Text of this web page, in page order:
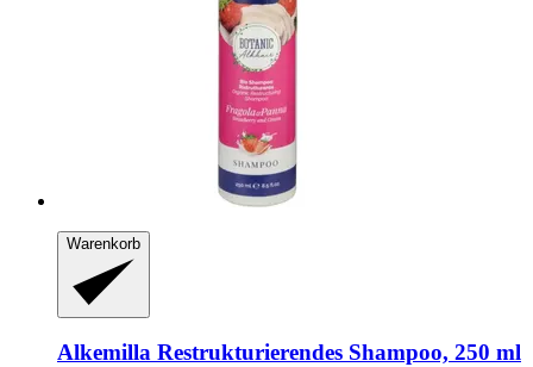
Warenkorb
Alkemilla Restrukturierendes Shampoo, 250 ml